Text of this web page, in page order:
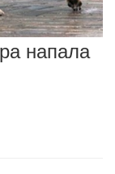
напала